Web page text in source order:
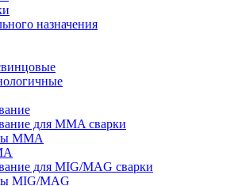
назначения
для MMA сварки
MMA
для MIG/MAG сварки
MIG/MAG